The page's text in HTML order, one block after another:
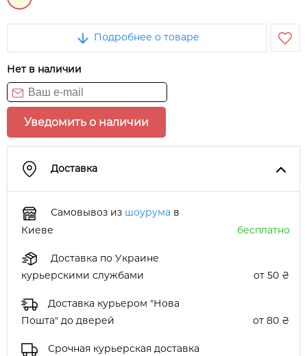
Подробнее о товаре
Нет в наличии
Уведомить о наличии
Доставка
Самовывоз из шоурума в
Киеве
бесплатно
Доставка по Украине
курьерскими службами
от 50 ₴
Доставка курьером "Нова
Пошта" до дверей
от 80 ₴
Срочная курьерская доставка